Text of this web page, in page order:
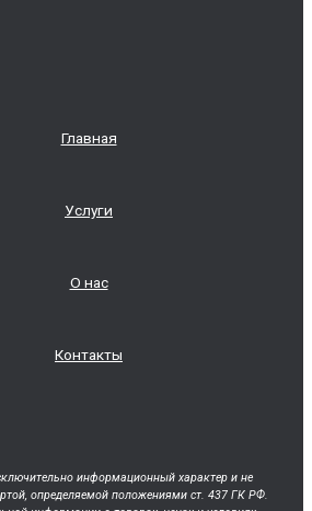
Главная
Услуги
О нас
Контакты
информационный характер и не
определяемой положениями ст. 437 ГК РФ.